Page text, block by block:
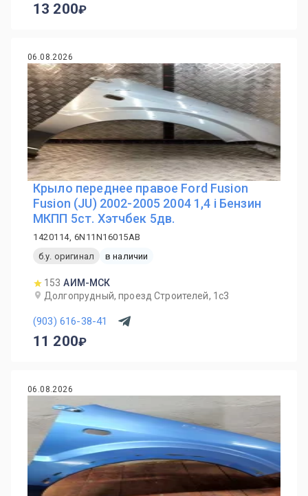
13 200
06.08.2026
Крыло переднее правое Ford Fusion
Fusion (JU) 2002-2005 2004 1,4 i Бензин
МКПП 5ст. Хэтчбек 5дв.
1420114, 6N11N16015AB
б.у. оригинал
в наличии
153 АИМ-МСК
Долгопрудный, проезд Строителей, 1с3
(903) 616-38-41
11 200
06.08.2026